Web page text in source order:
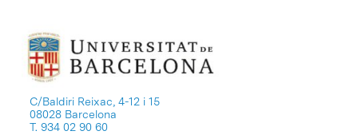
C/Baldiri Reixac, 4-12 i 15
08028 Barcelona
T. 934 02 90 60